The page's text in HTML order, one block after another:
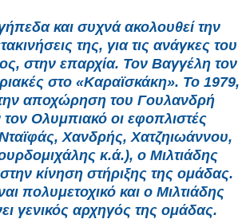
και συχνά ακολουθεί την
της, για τις ανάγκες του
στην επαρχία. Τον Βαγγέλη τον
στο «Καραϊσκάκη». Το 1979,
αποχώρηση του Γουλανδρή
τον Ολυμπιακό οι εφοπλιστές
Χανδρής, Χατζηιωάννου,
κ.ά.), ο Μιλτιάδης
κίνηση στήριξης της ομάδας.
πολυμετοχικό και ο Μιλτιάδης
γενικός αρχηγός της ομάδας.